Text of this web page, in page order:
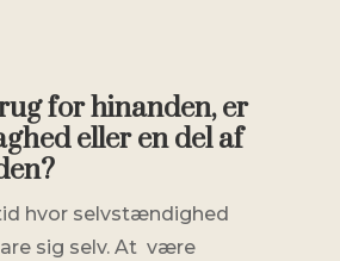
for hinanden, er
eller en del af
hvor selvstændighed
sig selv. At være